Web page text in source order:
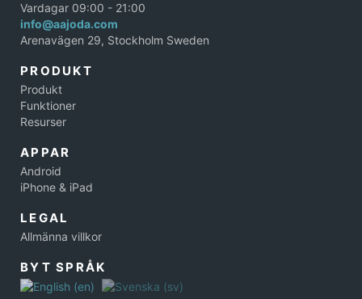
Vardagar 09:00 - 21:00
info@aajoda.com
Arenavägen 29, Stockholm Sweden
PRODUKT
Produkt
Funktioner
Resurser
APPAR
Android
iPhone & iPad
LEGAL
Allmänna villkor
BYT SPRÅK